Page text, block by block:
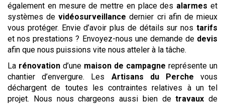
également en mesure de mettre en place des alarmes et
systèmes devidéosurveillance dernier cri afin de mieux
vous protéger. Envie d’avoir plus de détails sur nos tarifs
et nos prestations ? Envoyez-nous une demande de devis
afin que nous puissions vite nous atteler à la tâche.
La rénovation d’une maison de campagne représente un
chantier d’envergure. Les Artisans du Perche vous
déchargent de toutes les contraintes relatives à un tel
projet. Nous nous chargeons aussi bien detravaux de